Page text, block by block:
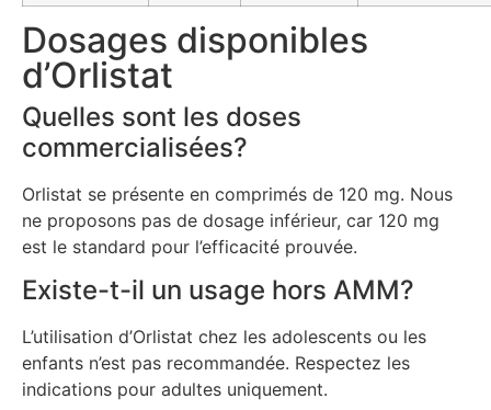
Dosages disponibles
d’Orlistat
Quelles sont les doses
commercialisées?
Orlistat se présente en comprimés de 120 mg. Nous
ne proposons pas de dosage inférieur, car 120 mg
est le standard pour l’efficacité prouvée.
Existe-t-il un usage hors AMM?
L’utilisation d’Orlistat chez les adolescents ou les
enfants n’est pas recommandée. Respectez les
indications pour adultes uniquement.